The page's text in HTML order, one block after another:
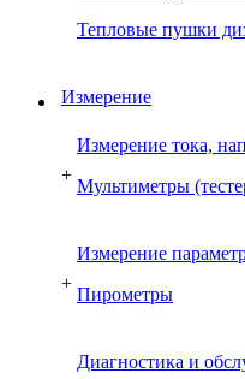
Тепловые пушки
Измерение
+
Измерение тока,
Мультиметры
+
Измерение
Пирометры
Диагностика и